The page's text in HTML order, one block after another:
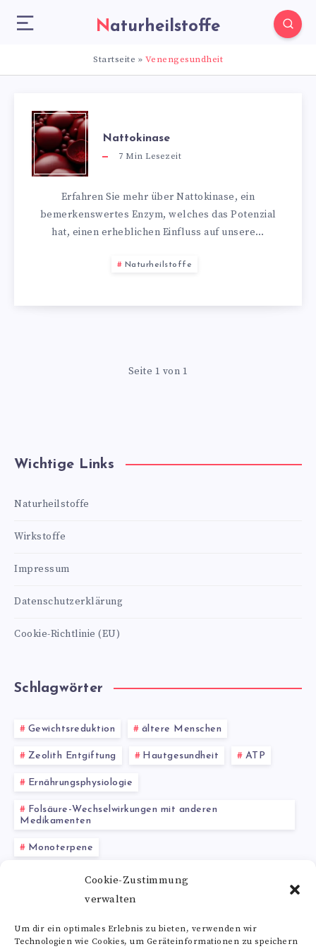
Cookie-Zustimmung
verwalten
Um dir ein optimales Erlebnis zu bieten, verwenden wir
Technologien wie Cookies, um Geräteinformationen zu speichern
Naturheilstoffe
Startseite » Venengesundheit
Nattokinase
7 Min Lesezeit
Erfahren Sie mehr über Nattokinase, ein
bemerkenswertes Enzym, welches das Potenzial
hat, einen erheblichen Einfluss auf unsere…
Naturheilstoffe
Seite 1 von 1
Wichtige Links
Naturheilstoffe
Wirkstoffe
Impressum
Datenschutzerklärung
Cookie-Richtlinie (EU)
Schlagwörter
Gewichtsreduktion ältere Menschen
Zeolith Entgiftung Hautgesundheit ATP
Ernährungsphysiologie
Folsäure-Wechselwirkungen mit anderen
Medikamenten
Monoterpene
Kiefernadeln gesundheitliche Wirkung
pflanzlichen Lebensmitteln